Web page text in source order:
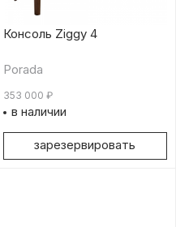
Консоль Ziggy 4
Porada
353 000 ₽
в наличии
зарезервировать